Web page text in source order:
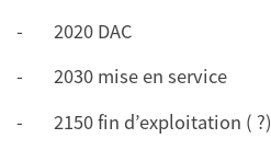
- 2020 DAC
- 2030 mise en service
- 2150 fin d’exploitation ( ?)